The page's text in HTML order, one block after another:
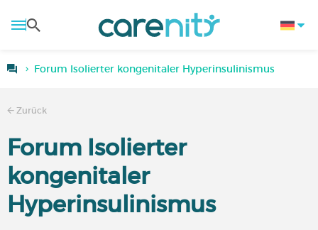
Forum Isolierter kongenitaler Hyperinsulinismus
Zurück
Forum Isolierter
kongenitaler
Hyperinsulinismus